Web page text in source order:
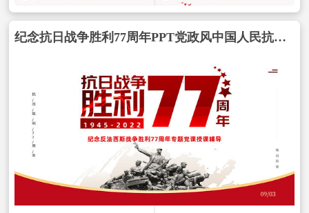
纪念抗日战争胜利77周年PPT党政风中国人民抗日战争暨世界反法西斯战争胜利77周年纪念日课件模板包含